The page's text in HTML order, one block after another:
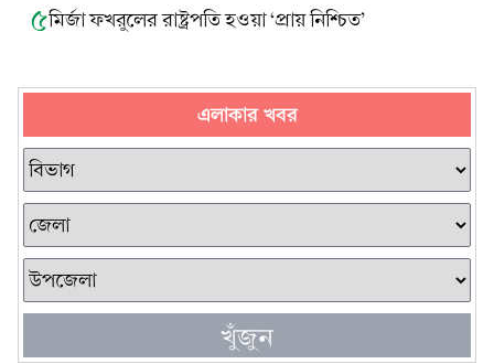
৫মির্জা ফখরুলের রাষ্ট্রপতি হওয়া ‘প্রায় নিশ্চিত’
এলাকার খবর
খুঁজুন